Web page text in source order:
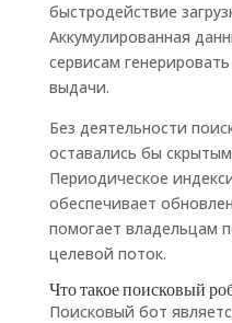
быстродействие
Аккумулированная
сервисам
выдачи.
Без деятельности
оставались бы
Периодическое
обеспечивает
помогает владельцам
целевой поток.
Что такое поисковый
Поисковый бот